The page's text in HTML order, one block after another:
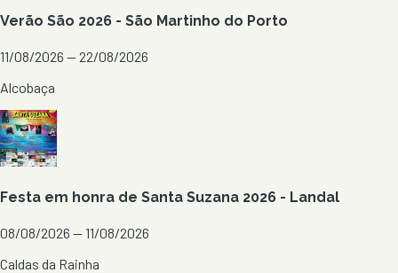
Verão São 2026 - São Martinho do Porto
11/08/2026 — 22/08/2026
Alcobaça
Festa em honra de Santa Suzana 2026 - Landal
08/08/2026 — 11/08/2026
Caldas da Rainha